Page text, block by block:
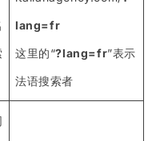
lang=fr
这里的“?lang=fr”表示
法语搜索者